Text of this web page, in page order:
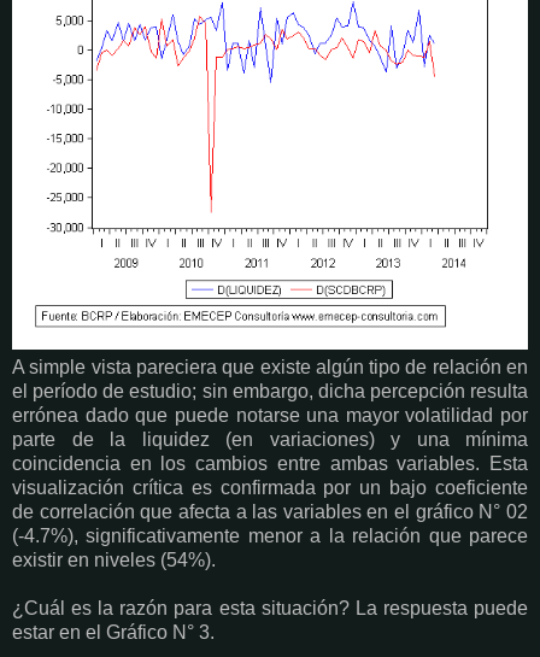
A simple vista pareciera que existe algún tipo de relación en
el período de estudio; sin embargo, dicha percepción resulta
errónea dado que puede notarse una mayor volatilidad por
parte de la liquidez (en variaciones) y una mínima
coincidencia en los cambios entre ambas variables. Esta
visualización crítica es confirmada por un bajo coeficiente
de correlación que afecta a las variables en el gráfico N° 02
(-4.7%), significativamente menor a la relación que parece
existir en niveles (54%).
¿Cuál es la razón para esta situación? La respuesta puede
estar en el Gráfico N° 3.